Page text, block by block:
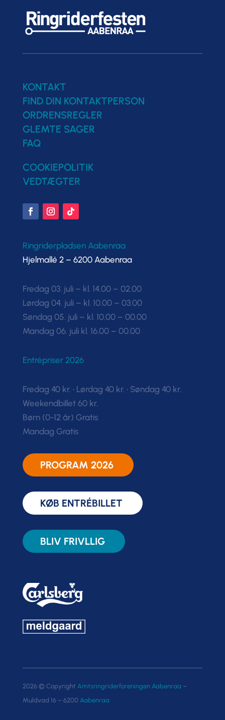
KONTAKT
FIND DIN KONTAKTPERSON
ORDRENSREGLER
GLEMTE SAGER
FAQ
COOKIEPOLITIK
VEDTÆGTER
Ringriderpladsen Aabenraa
Hjelmallé 2 – 6200 Aabenraa
Fredag 03. juli – kl. 14.00 – 02.00
Lørdag 04. juli – kl. 10.00 – 03.00
Søndag 05. juli – kl. 10.00 – 00.00
Mandag 06. juli kl. 16.00 – 00.00
Entrépriser 2026
Fredag 40 kr. • Lørdag 40 kr. • Søndag 40 kr.
Weekendbillet 60 kr.
Børn (0-12 år) Gratis
Mandag Gratis
PROGRAM 2026
KØB ENTRÉBILLET
BLIV FRIVLLIG
2026 © Copyright Amtsringriderforeningen Aabenraa –
Muldvad 16 – 6200 Aabenraa